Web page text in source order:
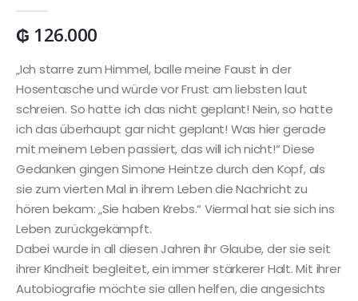
₲ 126.000
„Ich starre zum Himmel, balle meine Faust in der
Hosentasche und würde vor Frust am liebsten laut
schreien. So hatte ich das nicht geplant! Nein, so hatte
ich das überhaupt gar nicht geplant! Was hier gerade
mit meinem Leben passiert, das will ich nicht!“ Diese
Gedanken gingen Simone Heintze durch den Kopf, als
sie zum vierten Mal in ihrem Leben die Nachricht zu
hören bekam: „Sie haben Krebs.“ Viermal hat sie sich ins
Leben zurückgekämpft.
Dabei wurde in all diesen Jahren ihr Glaube, der sie seit
ihrer Kindheit begleitet, ein immer stärkerer Halt. Mit ihrer
Autobiografie möchte sie allen helfen, die angesichts